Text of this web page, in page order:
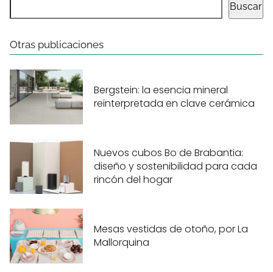
Buscar
Otras publicaciones
Bergstein: la esencia mineral
reinterpretada en clave cerámica
Nuevos cubos Bo de Brabantia:
diseño y sostenibilidad para cada
rincón del hogar
Mesas vestidas de otoño, por La
Mallorquina